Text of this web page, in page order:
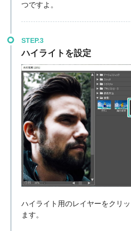
つですよ。
STEP.3
ハイライトを設定
ハイライト用のレイヤーをクリ
ます。